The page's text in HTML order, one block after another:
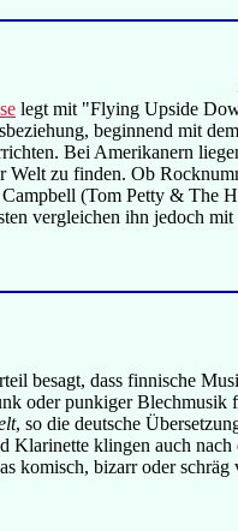
legt mit "Flying Upside
beginnend mit
Bei Amerikanern
Welt zu finden. Ob
(Tom Petty & The
vergleichen ihn jedoch
besagt, dass finnische
oder punkiger Blechmusik
, so die deutsche
Klarinette klingen auch
komisch, bizarr oder